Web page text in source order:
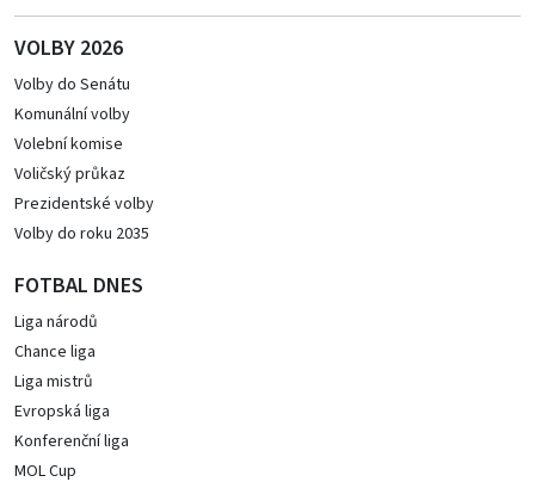
VOLBY 2026
Volby do Senátu
Komunální volby
Volební komise
Voličský průkaz
Prezidentské volby
Volby do roku 2035
FOTBAL DNES
Liga národů
Chance liga
Liga mistrů
Evropská liga
Konferenční liga
MOL Cup